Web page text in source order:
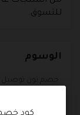
للتسوق.
الوسوم